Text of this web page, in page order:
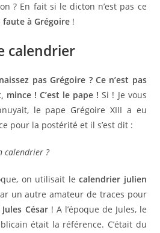
? En fait si le dicton n’est pas ce
faute à Grégoire !
calendrier
pas Grégoire ? Ce n’est pas
! C’est le pape ! Si ! Je vous
le pape Grégoire XIII a eu
pour la postérité et il s’est dit :
calendrier ?
on utilisait le calendrier julien
un autre amateur de traces pour
Jules César! A l’époque de Jules, le
était la référence. C’était du